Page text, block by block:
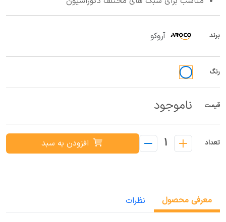
برند آروکو
رنگ
قیمت ناموجود
تعداد 1 افزودن به سبد
معرفی محصول نظرات